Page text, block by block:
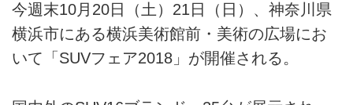
今週末10月20日（土）21日（日）、神奈川県
横浜市にある横浜美術館前・美術の広場にお
いて「SUVフェア2018」が開催される。